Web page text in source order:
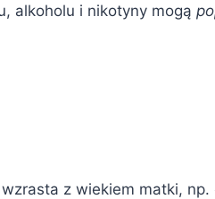
alkoholu i nikotyny mogą
wzrasta z wiekiem matki,